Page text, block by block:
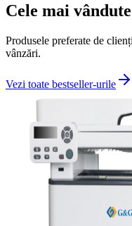
Cele mai vândute
Produsele preferate de
vânzări.
Vezi toate bestseller-urile